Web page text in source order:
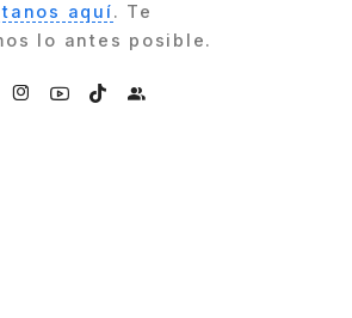
aquí. Te
lo antes posible.